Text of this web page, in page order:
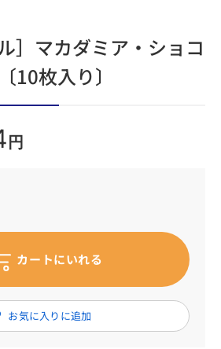
］マカダミア・ショコ
10枚入り〕
円